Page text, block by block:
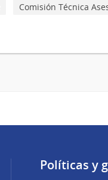
Comisión Técnica
Políticas y